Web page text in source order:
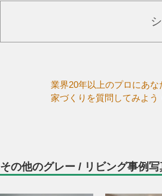
業界20年以上のプロにあな
家づくりを質問してみよう
その他のグレー / リビング事例